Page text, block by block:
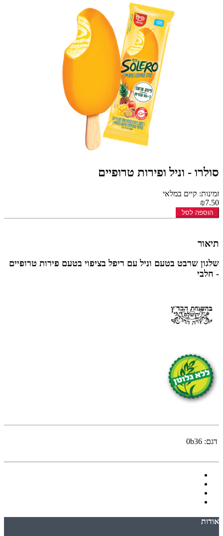
סולרו - וניל ופירות טרופיים
זמינות: קיים במלאי
₪7.50
הוספה לסל
תיאור
שלגון שרבט בטעם וניל עם ריפל בציפוי בטעם פירות טרופיים
- חלבי
דגם: 0b36
אודות